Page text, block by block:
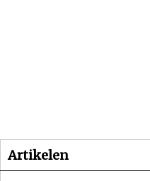
Artikelen